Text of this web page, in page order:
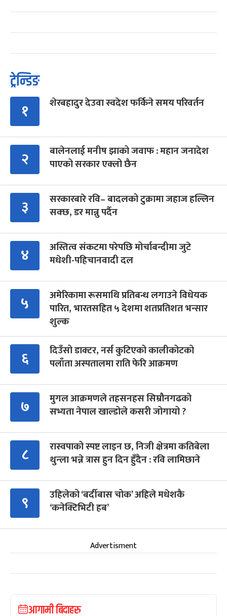
ट्रेन्डिङ
१ शेरबहादुर देउवा स्वदेश फर्किने समय परिवर्तन
२
बालेनलाई मनीष झाको जवाफ : महान जनादेश
पाएको सरकार एक्लो छैन
३
सरकारबारे रवि– बादलको टुक्रामा जहाज हल्लिन
सक्छ, डर मान्नु पर्दैन
४
अस्तित्व संकटमा परेपछि मोर्चाबन्दीमा जुटे
मधेशी-पहिचानवादी दल
५
अमेरिकामा रूसमाथि प्रतिबन्ध लगाउने विधेयक
पारित, भारतसहित ५ देशमा शतप्रतिशत भन्सार
शुल्क
६
दिउँसो डाक्टर, नर्स कुटिएको कालीकोटको
पलाँता अस्पतालमा राति फेरि आक्रमण
७
मुगल आक्रमणले तहसनहस सिम्रौनगढको
सभ्यता नेपाल खाल्डोले कसरी जोगायो ?
८
रास्वपाको स्पष्ट लाइन छ, निजी क्षेत्रमा कतिबेला
थुन्ला भन्ने त्रास हुन दिन हुँदैन : रवि लामिछाने
९
उहिलेको ‘बर्दीबास चोक’ अहिले मधेशकै
‘कनेक्टिभिटी हब’
Advertisment
आगामी बिदाहरु